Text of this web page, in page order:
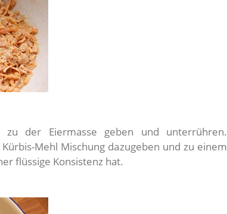
der Eiermasse geben und unterrühren.
Mehl Mischung dazugeben und zu einem
flüssige Konsistenz hat.